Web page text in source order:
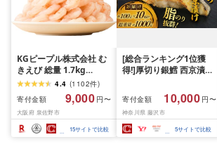
KGピープル株式会社 む
きえび 総量 1.7kg
(850g×2P) 特大 5Lサイ
ズ バナメイエビ バラ凍
結 下処理不要 サイズ不
揃い 訳あり
4.4 (1102件)
寄付金額
9,000 円〜
大阪府 泉佐野市
15サイトで比較
[総合ランキング1位獲
得!]厚切り銀鱈 西京漬け
約 1,000g (約 100g × 10
切) 西京味噌 西京みそ 味
噌漬け みそ 味噌 鮮魚 魚
介 銀だら 銀ダラ ギンダ
ラ ぎんだら 鱈 タラ 魚
寄付金額 10,000 円〜
神奈川県 藤沢市
5サイトで比較